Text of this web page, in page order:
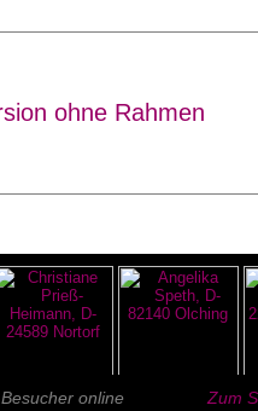
ohne Rahmen
online Zum